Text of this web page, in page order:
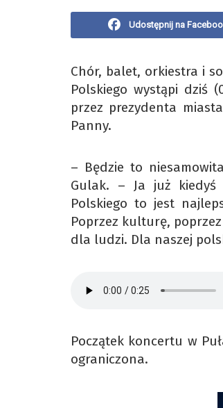
Udostępnij na
Chór, balet, orkiestra i
Polskiego wystąpi dziś
przez prezydenta
Panny.
– Będzie to
Gulak. – Ja już kiedyś
Polskiego to jest
Poprzez kulturę,
dla ludzi. Dla naszej
Początek koncertu w
ograniczona.